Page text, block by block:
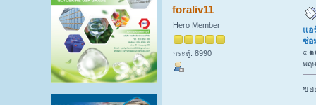
foraliv11
Hero Member
กระทู้: 8990
แอ
ซ่อ
« ต
พฤ
ขอ